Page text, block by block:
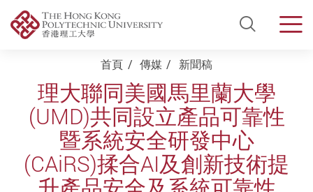
Open
Start main content首頁 傳媒 新聞稿
理大聯同美國馬里蘭大學
(UMD)共同設立產品可靠性
暨系統安全研發中心
(CAiRS)揉合AI及創新技術提